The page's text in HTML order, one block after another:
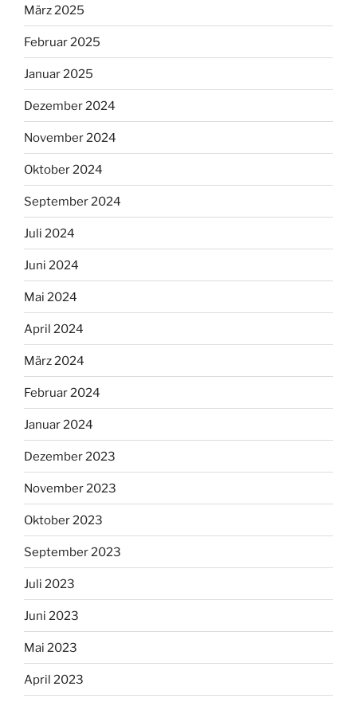
März 2025
Februar 2025
Januar 2025
Dezember 2024
November 2024
Oktober 2024
September 2024
Juli 2024
Juni 2024
Mai 2024
April 2024
März 2024
Februar 2024
Januar 2024
Dezember 2023
November 2023
Oktober 2023
September 2023
Juli 2023
Juni 2023
Mai 2023
April 2023